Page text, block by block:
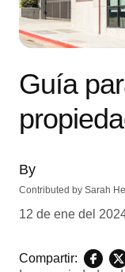
Guía
By
Contributed by Sarah
12 de ene del
Compartir: